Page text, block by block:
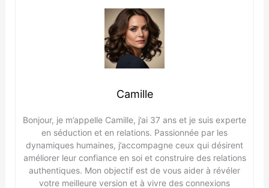
Camille
Bonjour, je m’appelle Camille, j’ai 37 ans et je suis experte
en séduction et en relations. Passionnée par les
dynamiques humaines, j’accompagne ceux qui désirent
améliorer leur confiance en soi et construire des relations
authentiques. Mon objectif est de vous aider à révéler
votre meilleure version et à vivre des connexions